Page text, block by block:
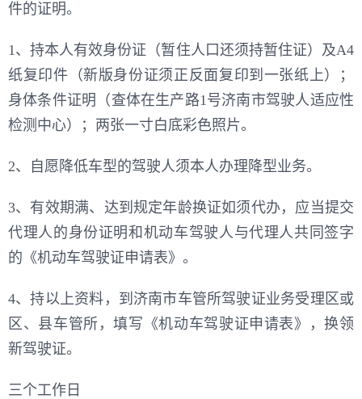
件的证明。
1、持本人有效身份证（暂住人口还须持暂住证）及A4
纸复印件（新版身份证须正反面复印到一张纸上）；
身体条件证明（查体在生产路1号济南市驾驶人适应性
检测中心）；两张一寸白底彩色照片。
2、自愿降低车型的驾驶人须本人办理降型业务。
3、有效期满、达到规定年龄换证如须代办，应当提交
代理人的身份证明和机动车驾驶人与代理人共同签字
的《机动车驾驶证申请表》。
4、持以上资料，到济南市车管所驾驶证业务受理区或
区、县车管所，填写《机动车驾驶证申请表》，换领
新驾驶证。
三个工作日